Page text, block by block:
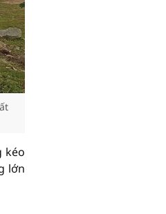
kéo
lớn